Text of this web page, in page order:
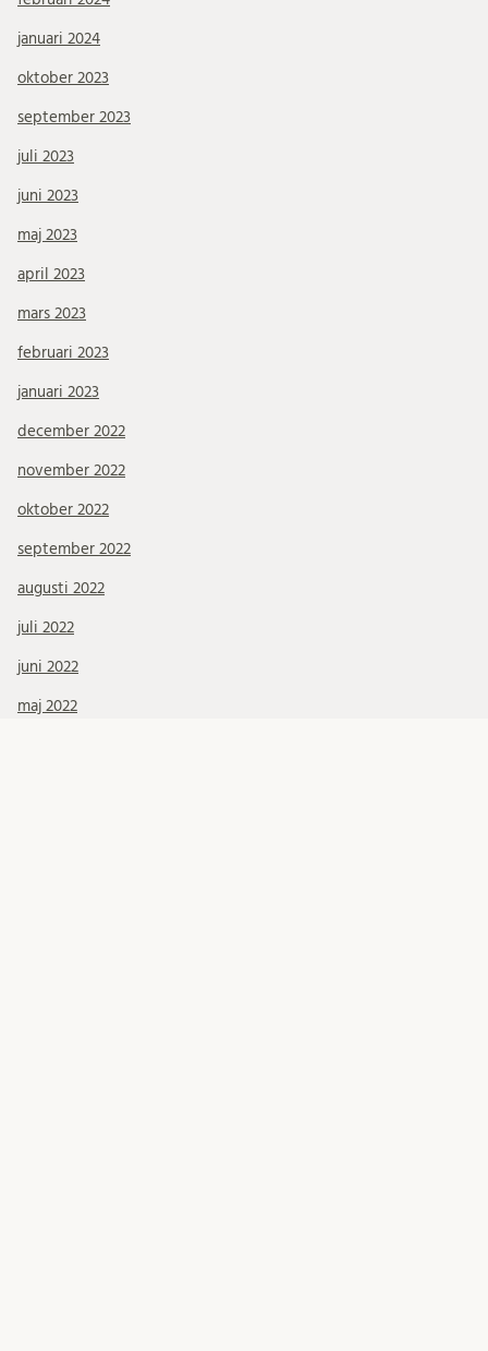
januari 2024
oktober 2023
september 2023
juli 2023
juni 2023
maj 2023
april 2023
mars 2023
februari 2023
januari 2023
december 2022
november 2022
oktober 2022
september 2022
augusti 2022
juli 2022
juni 2022
maj 2022